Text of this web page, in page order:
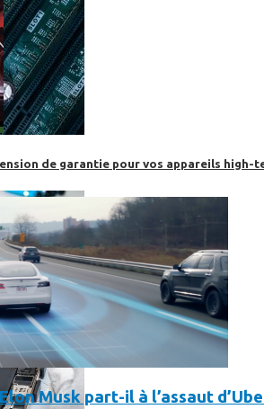
de garantie pour vos appareils high-
Musk part-il à l’assaut